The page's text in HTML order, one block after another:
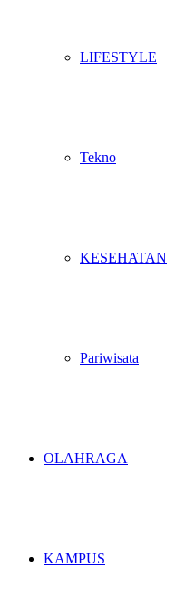
LIFESTYLE
Tekno
KESEHATAN
Pariwisata
OLAHRAGA
KAMPUS